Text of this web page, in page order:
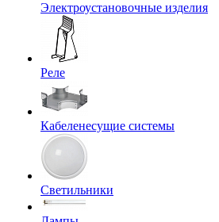
Электроустановочные изделия
Реле
Кабеленесущие системы
Светильники